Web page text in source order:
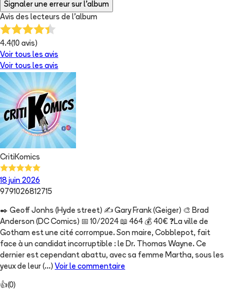
Signaler une erreur sur l'album
Avis des lecteurs de l'album
4.4(10 avis)
Voir tous les avis
Voir tous les avis
CritiKomics
18 juin 2026
9791026812715
✒️ Geoff Jonhs (Hyde street) ✍️ Gary Frank (Geiger) 🎨 Brad
Anderson (DC Comics) 📅 10/2024 📖 464 💰 40€ ❓️La ville de
Gotham est une cité corrompue. Son maire, Cobblepot, fait
face à un candidat incorruptible : le Dr. Thomas Wayne. Ce
dernier est cependant abattu, avec sa femme Martha, sous les
yeux de leur (...) Voir le commentaire
👍(0)